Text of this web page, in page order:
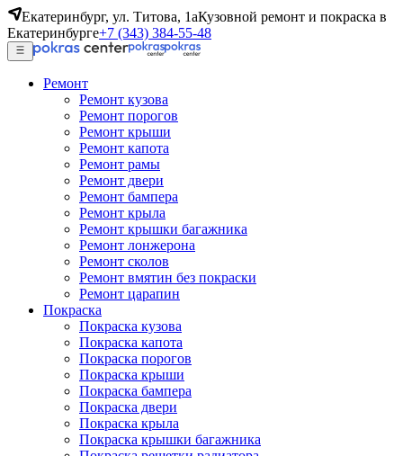
Екатеринбург, ул. Титова, 1аКузовной ремонт и покраска в
Екатеринбурге+7 (343) 384-55-48
Ремонт
Ремонт кузова
Ремонт порогов
Ремонт крыши
Ремонт капота
Ремонт рамы
Ремонт двери
Ремонт бампера
Ремонт крыла
Ремонт крышки багажника
Ремонт лонжерона
Ремонт сколов
Ремонт вмятин без покраски
Ремонт царапин
Покраска
Покраска кузова
Покраска капота
Покраска порогов
Покраска крыши
Покраска бампера
Покраска двери
Покраска крыла
Покраска крышки багажника